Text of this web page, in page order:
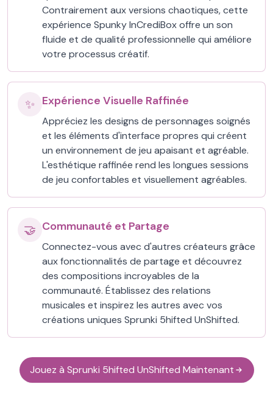
Contrairement aux versions chaotiques, cette
expérience Spunky InCrediBox offre un son
fluide et de qualité professionnelle qui améliore
votre processus créatif.
✨ Expérience Visuelle Raffinée
Appréciez les designs de personnages soignés
et les éléments d'interface propres qui créent
un environnement de jeu apaisant et agréable.
L'esthétique raffinée rend les longues sessions
de jeu confortables et visuellement agréables.
🤝 Communauté et Partage
Connectez-vous avec d'autres créateurs grâce
aux fonctionnalités de partage et découvrez
des compositions incroyables de la
communauté. Établissez des relations
musicales et inspirez les autres avec vos
créations uniques Sprunki 5hifted UnShifted.
Jouez à Sprunki 5hifted UnShifted Maintenant